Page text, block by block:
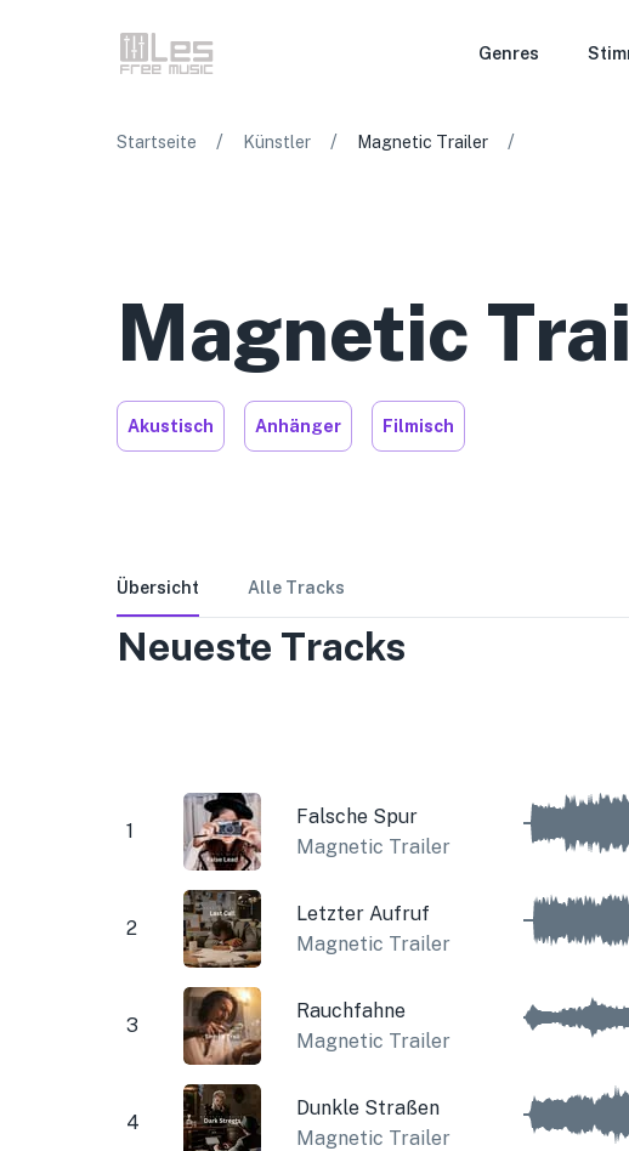
Genres
Startseite / Künstler / Magnetic Trailer /
Magnetic
Akustisch Anhänger Filmisch
Übersicht Alle Tracks
Neueste Tracks
1
Falsche Spur
Magnetic Trailer
2
Letzter Aufruf
Magnetic Trailer
3
Rauchfahne
Magnetic Trailer
4
Dunkle Straßen
Magnetic Trailer